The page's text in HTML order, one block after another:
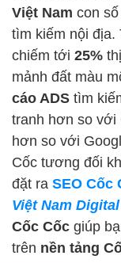
Việt Nam con
tìm kiếm nội địa.
chiếm tới 25%
mảnh đất màu
cáo ADS tìm
tranh hơn so với
hơn so với
Cốc tương đối
đặt ra SEO Cốc
Việt Nam Digital
Cốc Cốc giúp
trên nền tảng